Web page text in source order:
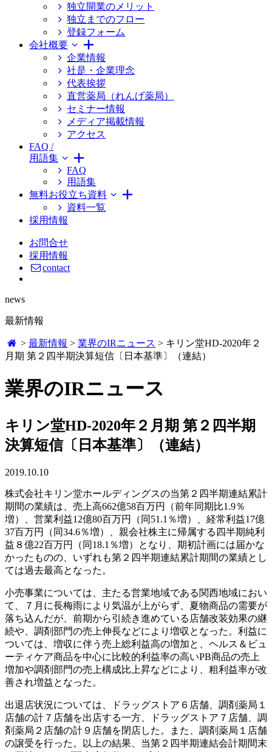
独立開業のメリット
独立までのフロー
登録フォーム
会社概要
企業情報
社是・企業理念
代表挨拶
直営薬局（れんげ薬局）
セミナー情報
メディア掲載情報
アクセス
FAQ /
用語集
FAQ
用語集
無料お役立ち資料
資料一覧
採用情報
お問合せ
採用情報
contact
news
最新情報
>最新情報 >業界のIRニュース > キリン堂HD-2020年２
月期 第２四半期決算短信〔日本基準〕（連結）
業界のIRニュース
キリン堂HD-2020年２月期 第２四半期
決算短信〔日本基準〕（連結）
2019.10.10
株式会社キリン堂ホールディングスの当第２四半期連結累計
期間の業績は、売上高662億58百万円（前年同期比1.9％
増）、営業利益12億80百万円（同51.1％増）、経常利益17億
37百万円（同34.6％増）、親会社株主に帰属する四半期純利
益８億22百万円（同18.1％増）となり、期初計画には届かな
かったものの、いずれも第２四半期連結累計期間の業績とし
ては過去最高となった。
小売事業については、主たる営業地域である関西地域におい
て、７月に長梅雨により気温が上がらず、夏物商品の需要が
落ち込んだが、前期から引続き進めている店舗改装効果の継
続や、調剤部門の売上伸長などにより増収となった。利益に
ついては、増収に伴う売上総利益高の増加と、ヘルス＆ビュ
ーティケア商品を中心に比較的利益率の高いPB商品の売上
増加や調剤部門の売上構成比上昇などにより、粗利益率が改
善され増益となった。
出退店状況については、ドラッグストア６店舗、調剤薬局１
店舗の計７店舗を出店する一方、ドラッグストア７店舗、調
剤薬局２店舗の計９店舗を閉店した。また、調剤薬局１店舗
の譲受を行った。以上の結果、当第２四半期連結会計期間末